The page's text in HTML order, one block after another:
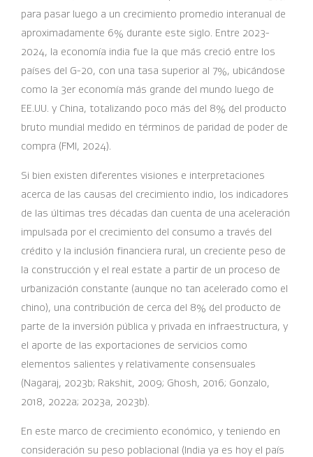
para pasar luego a un crecimiento promedio interanual de
aproximadamente 6% durante este siglo. Entre 2023-
2024, la economía india fue la que más creció entre los
países del G-20, con una tasa superior al 7%, ubicándose
como la 3er economía más grande del mundo luego de
EE.UU. y China, totalizando poco más del 8% del producto
bruto mundial medido en términos de paridad de poder de
compra (FMI, 2024).
Si bien existen diferentes visiones e interpretaciones
acerca de las causas del crecimiento indio, los indicadores
de las últimas tres décadas dan cuenta de una aceleración
impulsada por el crecimiento del consumo a través del
crédito y la inclusión financiera rural, un creciente peso de
la construcción y el real estate a partir de un proceso de
urbanización constante (aunque no tan acelerado como el
chino), una contribución de cerca del 8% del producto de
parte de la inversión pública y privada en infraestructura, y
el aporte de las exportaciones de servicios como
elementos salientes y relativamente consensuales
(Nagaraj, 2023b; Rakshit, 2009; Ghosh, 2016; Gonzalo,
2018, 2022a; 2023a, 2023b).
En este marco de crecimiento económico, y teniendo en
consideración su peso poblacional (India ya es hoy el país